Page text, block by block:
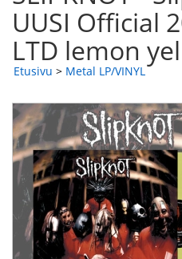
UUSI Official
LTD lemon
Etusivu > Metal LP/VINYL